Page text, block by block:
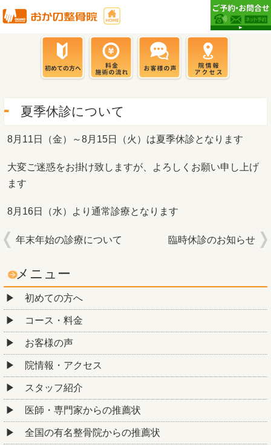
夏季休診について
8月11日（金）～8月15日（火）は夏季休診となります
大変ご迷惑をお掛け致しますが、よろしくお願い申し上げ
ます
8月16日（水）より通常診療となります
年末年始の診療について 臨時休診のお知らせ
メニュー
初めての方へ
コース・料金
お客様の声
院情報・アクセス
スタッフ紹介
医師・専門家からの推薦状
全国の有名整骨院からの推薦状